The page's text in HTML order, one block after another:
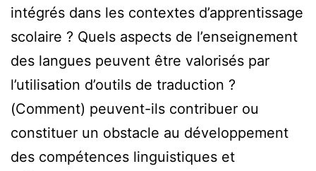
intégrés dans les contextes d’apprentissage
scolaire ? Quels aspects de l’enseignement
des langues peuvent être valorisés par
l’utilisation d’outils de traduction ?
(Comment) peuvent-ils contribuer ou
constituer un obstacle au développement
des compétences linguistiques et